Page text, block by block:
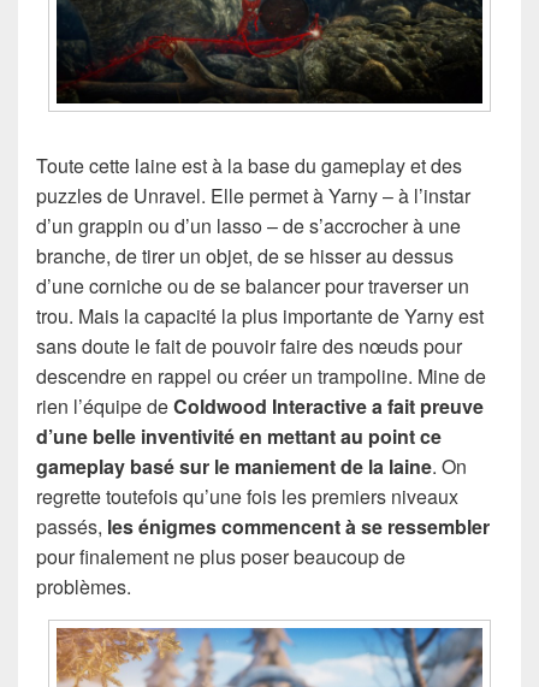
Toute cette laine est à la base du gameplay et des
puzzles de Unravel. Elle permet à Yarny – à l’instar
d’un grappin ou d’un lasso – de s’accrocher à une
branche, de tirer un objet, de se hisser au dessus
d’une corniche ou de se balancer pour traverser un
trou. Mais la capacité la plus importante de Yarny est
sans doute le fait de pouvoir faire des nœuds pour
descendre en rappel ou créer un trampoline. Mine de
rien l’équipe deColdwood Interactive a fait preuve
d’une belle inventivité en mettant au point ce
gameplay basé sur le maniement de la laine. On
regrette toutefois qu’une fois les premiers niveaux
passés, les énigmes commencent à se ressembler
pour finalement ne plus poser beaucoup de
problèmes.